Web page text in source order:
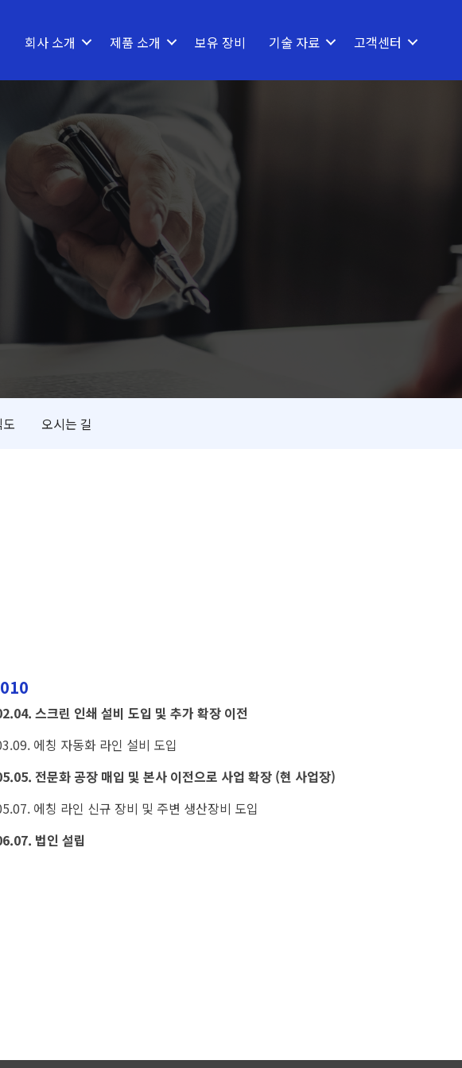
회사 소개 제품 소개 보유 장비 기술 자료 고객센터
오시는 길
스크린 인쇄 설비 도입 및 추가 확장 이전
에칭 자동화 라인 설비 도입
전문화 공장 매입 및 본사 이전으로 사업 확장 (현 사업장)
에칭 라인 신규 장비 및 주변 생산장비 도입
법인 설립